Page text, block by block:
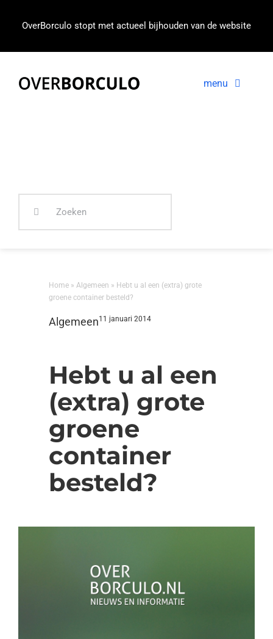
OverBorculo stopt met actueel bijhouden van de website
menu
Home »Algemeen » Hebt u al een (extra) grote
groene container besteld?
Algemeen11 januari 2014
Hebt u al een
(extra) grote
groene
container
besteld?